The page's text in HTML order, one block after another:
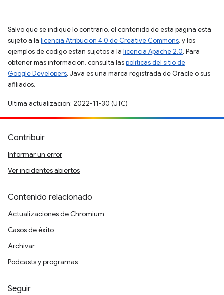
Salvo que se indique lo contrario, el contenido de esta página está
sujeto a la licencia Atribución 4.0 de Creative Commons, y los
ejemplos de código están sujetos a la licencia Apache 2.0. Para
obtener más información, consulta laspolíticas del sitio de
Google Developers. Java es una marca registrada de Oracle o sus
afiliados.
Última actualización: 2022-11-30 (UTC)
Contribuir
Informar un error
Ver incidentes abiertos
Contenido relacionado
Actualizaciones de Chromium
Casos de éxito
Archivar
Podcasts y programas
Seguir